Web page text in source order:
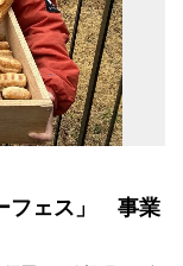
フェス」 事業